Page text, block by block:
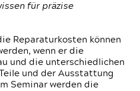
für präzise
Reparaturkosten können
wenn er die
und die unterschiedlichen
und der Ausstattung
Seminar werden die